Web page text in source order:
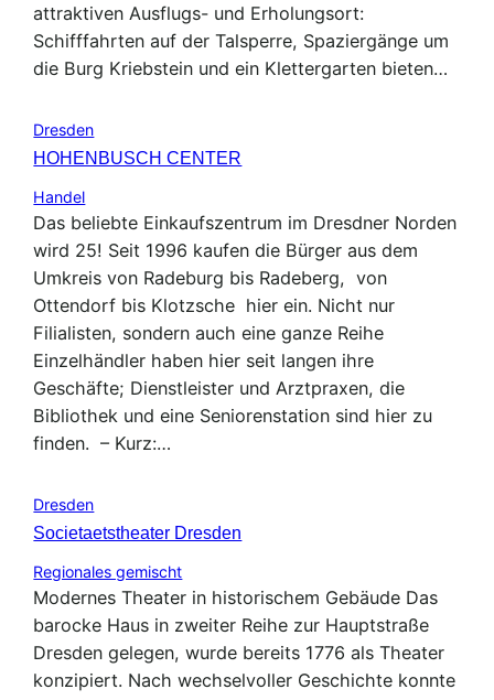
attraktiven Ausflugs- und Erholungsort:
Schifffahrten auf der Talsperre, Spaziergänge um
die Burg Kriebstein und ein Klettergarten bieten…
Dresden
HOHENBUSCH CENTER
Handel
Das beliebte Einkaufszentrum im Dresdner Norden
wird 25! Seit 1996 kaufen die Bürger aus dem
Umkreis von Radeburg bis Radeberg, von
Ottendorf bis Klotzsche hier ein. Nicht nur
Filialisten, sondern auch eine ganze Reihe
Einzelhändler haben hier seit langen ihre
Geschäfte; Dienstleister und Arztpraxen, die
Bibliothek und eine Seniorenstation sind hier zu
finden. – Kurz:…
Dresden
Societaetstheater Dresden
Regionales gemischt
Modernes Theater in historischem Gebäude Das
barocke Haus in zweiter Reihe zur Hauptstraße
Dresden gelegen, wurde bereits 1776 als Theater
konzipiert. Nach wechselvoller Geschichte konnte